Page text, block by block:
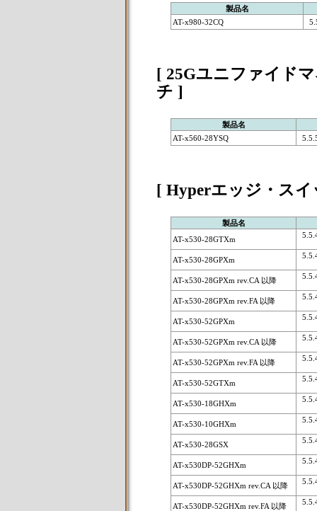
製品名
AT-x980-32CQ
[ 25Gユニファイド
チ ]
製品名
AT-x560-28YSQ
[ Hyperエッジ・スイ
製品名
AT-x530-28GTXm
AT-x530-28GPXm
AT-x530-28GPXm rev.CA 以降
AT-x530-28GPXm rev.FA 以降
AT-x530-52GPXm
AT-x530-52GPXm rev.CA 以降
AT-x530-52GPXm rev.FA 以降
AT-x530-52GTXm
AT-x530-18GHXm
AT-x530-10GHXm
AT-x530-28GSX
AT-x530DP-52GHXm
AT-x530DP-52GHXm rev.CA 以降
AT-x530DP-52GHXm rev.FA 以降